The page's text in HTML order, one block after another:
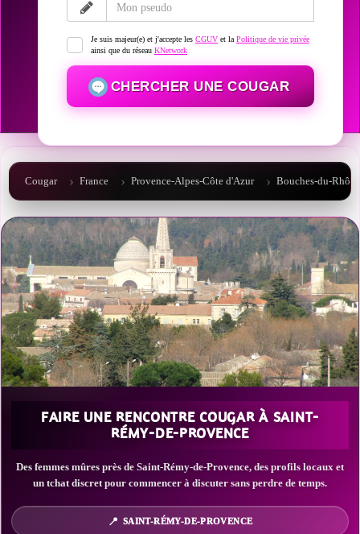
Je suis majeur(e) et j'accepte les CGUV et la Politique de vie privée
ainsi que du réseau KNetwork
CHERCHER UNE COUGAR
Cougar France Provence-Alpes-Côte d'Azur Bouches-du-
FAIRE UNE RENCONTRE COUGAR À SAINT-
RÉMY-DE-PROVENCE
Des femmes mûres près de Saint-Rémy-de-Provence, des profils locaux et
un tchat discret pour commencer à discuter sans perdre de temps.
SAINT-RÉMY-DE-PROVENCE